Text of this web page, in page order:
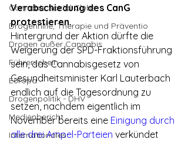
Cannabis Social Clubs
Drogenhilfe, Therapie und Präventio
Drogen außer Cannabis
Führerschein
Europa
Drogenpolitik - DHV
Medienbericht
Internationales
Verabschiedung des CanG
protestieren.
Hintergrund der Aktion dürfte die
Weigerung der SPD-Fraktionsführung
sein, das Cannabisgesetz von
Gesundheitsminister Karl Lauterbach
endlich auf die Tagesordnung zu
setzen, nachdem eigentlich im
November bereits eine Einigung durch
alle drei Ampel-Parteien verkündet